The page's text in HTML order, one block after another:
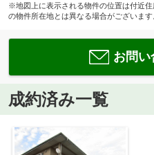
※地図上に表示される物件の位置は付近
の物件所在地とは異なる場合がございます
お問い
成約済み一覧